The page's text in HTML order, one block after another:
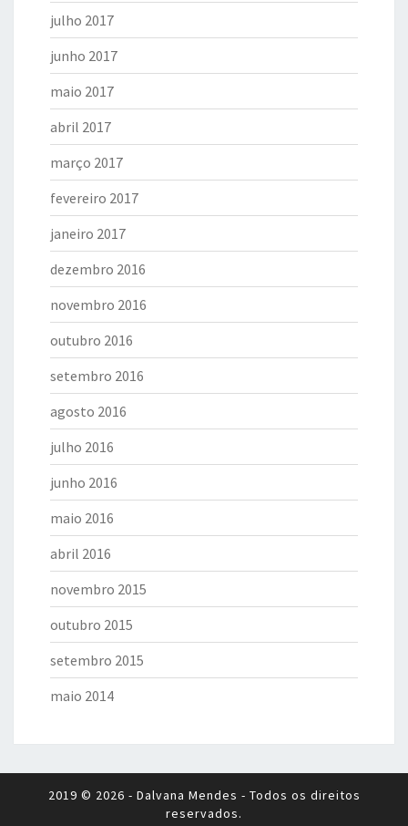
julho 2017
junho 2017
maio 2017
abril 2017
março 2017
fevereiro 2017
janeiro 2017
dezembro 2016
novembro 2016
outubro 2016
setembro 2016
agosto 2016
julho 2016
junho 2016
maio 2016
abril 2016
novembro 2015
outubro 2015
setembro 2015
maio 2014
2019 © 2026 - Dalvana Mendes - Todos os direitos
reservados.